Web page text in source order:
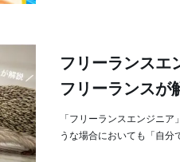
フリーランスエ
フリーランスが
「フリーランスエンジニ
うな場合においても「自分